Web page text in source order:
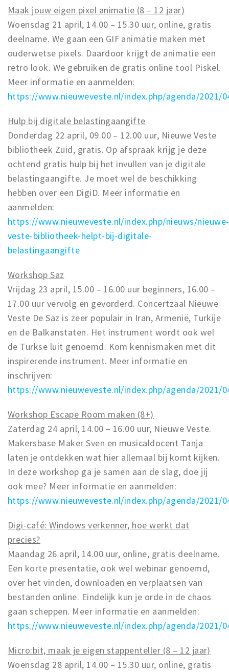
Maak jouw eigen pixel animatie (8 – 12 jaar)
Woensdag 21 april, 14.00 – 15.30 uur, online, gratis
deelname. We gaan een GIF animatie maken met
ouderwetse pixels. Daardoor krijgt de animatie een
retro look. We gebruiken de gratis online tool Piskel.
Meer informatie en aanmelden:
https://www.nieuweveste.nl/index.php/agenda/2021/
Hulp bij digitale belastingaangifte
Donderdag 22 april, 09.00 – 12.00 uur, Nieuwe Veste
bibliotheek Zuid, gratis. Op afspraak krijg je deze
ochtend gratis hulp bij het invullen van je digitale
belastingaangifte. Je moet wel de beschikking
hebben over een DigiD. Meer informatie en
aanmelden:
https://www.nieuweveste.nl/index.php/nieuws/nieuwe-
veste-bibliotheek-helpt-bij-digitale-
belastingaangifte
Workshop Saz
Vrijdag 23 april, 15.00 – 16.00 uur beginners, 16.00 –
17.00 uur vervolg en gevorderd. Concertzaal Nieuwe
Veste De Saz is zeer populair in Iran, Armenië, Turkije
en de Balkanstaten. Het instrument wordt ook wel
de Turkse luit genoemd. Kom kennismaken met dit
inspirerende instrument. Meer informatie en
inschrijven:
https://www.nieuweveste.nl/index.php/agenda/2021/
Workshop Escape Room maken (8+)
Zaterdag 24 april, 14.00 – 16.00 uur, Nieuwe Veste.
Makersbase Maker Sven en musicaldocent Tanja
laten je ontdekken wat hier allemaal bij komt kijken.
In deze workshop ga je samen aan de slag, doe jij
ook mee? Meer informatie en aanmelden:
https://www.nieuweveste.nl/index.php/agenda/2021/
Digi-café: Windows verkenner, hoe werkt dat
precies?
Maandag 26 april, 14.00 uur, online, gratis deelname.
Een korte presentatie, ook wel webinar genoemd,
over het vinden, downloaden en verplaatsen van
bestanden online. Eindelijk kun je orde in de chaos
gaan scheppen. Meer informatie en aanmelden:
https://www.nieuweveste.nl/index.php/agenda/2021/
Micro:bit, maak je eigen stappenteller (8 – 12 jaar)
Woensdag 28 april, 14.00 – 15.30 uur, online, gratis